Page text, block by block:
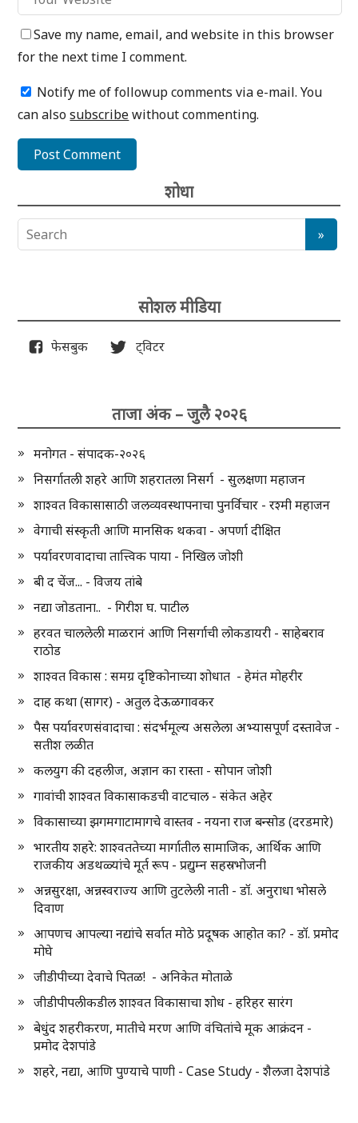
Save my name, email, and website in this browser
for the next time I comment.
Notify me of followup comments via e-mail. You
can alsosubscribewithout commenting.
शोधा
सोशल मीडिया
फेसबुक ट्विटर
ताजा अंक – जुलै २०२६
मनोगत - संपादक-२०२६
निसर्गातली शहरे आणि शहरातला निसर्ग - सुलक्षणा महाजन
शाश्वत विकासासाठी जलव्यवस्थापनाचा पुनर्विचार - रश्मी महाजन
वेगाची संस्कृती आणि मानसिक थकवा - अपर्णा दीक्षित
पर्यावरणवादाचा तात्त्विक पाया - निखिल जोशी
बी द चेंज... - विजय तांबे
नद्या जोडताना.. - गिरीश घ. पाटील
हरवत चाललेली माळरानं आणि निसर्गाची लोकडायरी - साहेबराव
राठोड
शाश्वत विकास : समग्र दृष्टिकोनाच्या शोधात - हेमंत मोहरीर
दाह कथा (सागर) - अतुल देऊळगावकर
पैस पर्यावरणसंवादाचा : संदर्भमूल्य असलेला अभ्यासपूर्ण दस्तावेज -
सतीश लळीत
कलयुग की दहलीज, अज्ञान का रास्ता - सोपान जोशी
गावांची शाश्वत विकासाकडची वाटचाल - संकेत अहेर
विकासाच्या झगमगाटामागचे वास्तव - नयना राज बन्सोड (दरडमारे)
भारतीय शहरे: शाश्वततेच्या मार्गातील सामाजिक, आर्थिक आणि
राजकीय अडथळ्यांचे मूर्त रूप - प्रद्युम्न सहस्रभोजनी
अन्नसुरक्षा, अन्नस्वराज्य आणि तुटलेली नाती - डॉ. अनुराधा भोसले
दिवाण
आपणच आपल्या नद्यांचे सर्वात मोठे प्रदूषक आहोत का? - डॉ. प्रमोद
मोघे
जीडीपीच्या देवाचे पितळ! - अनिकेत मोताळे
जीडीपीपलीकडील शाश्वत विकासाचा शोध - हरिहर सारंग
बेधुंद शहरीकरण, मातीचे मरण आणि वंचितांचे मूक आक्रंदन -
प्रमोद देशपांडे
शहरे, नद्या, आणि पुण्याचे पाणी - Case Study - शैलजा देशपांडे